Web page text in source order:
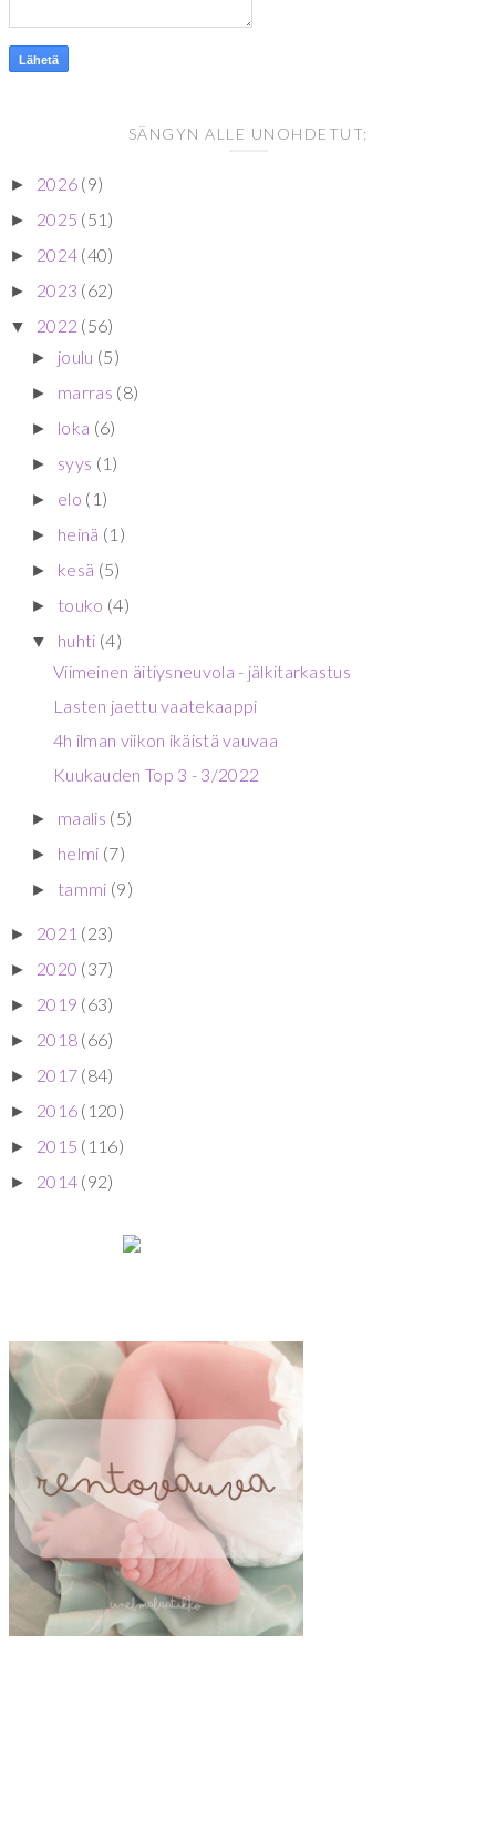
SÄNGYN ALLE UNOHDETUT:
► 2026 (9)
► 2025 (51)
► 2024 (40)
► 2023 (62)
▼ 2022 (56)
► joulu (5)
► marras (8)
► loka (6)
► syys (1)
► elo (1)
► heinä (1)
► kesä (5)
► touko (4)
▼ huhti (4)
Viimeinen äitiysneuvola - jälkitarkastus
Lasten jaettu vaatekaappi
4h ilman viikon ikäistä vauvaa
Kuukauden Top 3 - 3/2022
► maalis (5)
► helmi (7)
► tammi (9)
► 2021 (23)
► 2020 (37)
► 2019 (63)
► 2018 (66)
► 2017 (84)
► 2016 (120)
► 2015 (116)
► 2014 (92)